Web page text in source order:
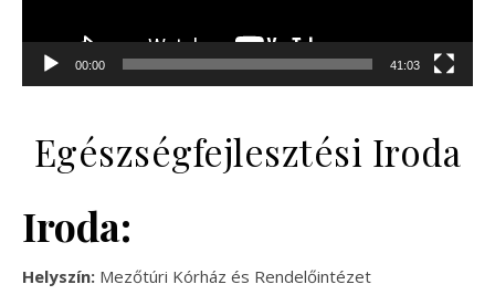
00:00 41:03
Egészségfejlesztési Iroda
Iroda:
Helyszín: Mezőtúri Kórház és Rendelőintézet